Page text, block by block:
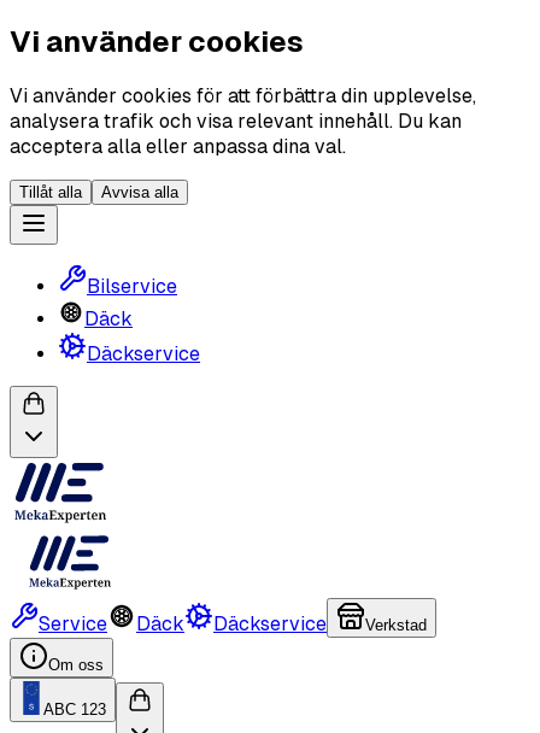
Vi använder cookies
Vi använder cookies för att förbättra din upplevelse,
analysera trafik och visa relevant innehåll. Du kan
acceptera alla eller anpassa dina val.
Tillåt alla Avvisa alla
Bilservice
Däck
Däckservice
Service Däck Däckservice Verkstad
Om oss
ABC 123